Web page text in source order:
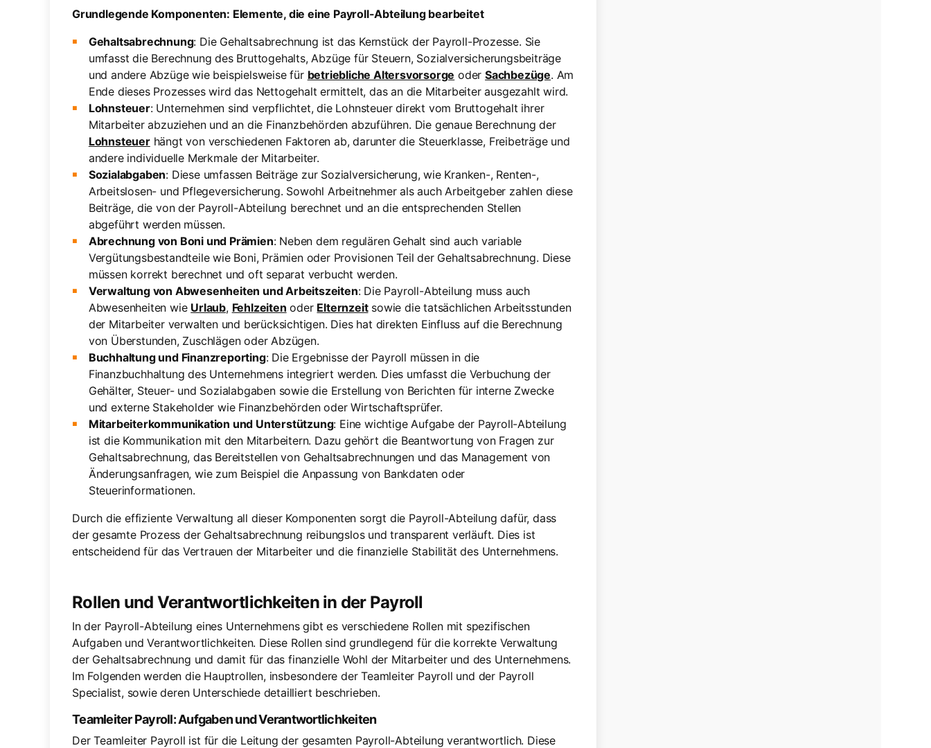
Grundlegende Komponenten: Elemente, die eine Payroll-Abteilung bearbeitet
Gehaltsabrechnung: Die Gehaltsabrechnung ist das Kernstück der Payroll-Prozesse. Sie
umfasst die Berechnung des Bruttogehalts, Abzüge für Steuern, Sozialversicherungsbeiträge
und andere Abzüge wie beispielsweise für betriebliche Altersvorsorge oderSachbezüge. Am
Ende dieses Prozesses wird das Nettogehalt ermittelt, das an die Mitarbeiter ausgezahlt wird.
Lohnsteuer: Unternehmen sind verpflichtet, die Lohnsteuer direkt vom Bruttogehalt ihrer
Mitarbeiter abzuziehen und an die Finanzbehörden abzuführen. Die genaue Berechnung der
Lohnsteuerhängt von verschiedenen Faktoren ab, darunter die Steuerklasse, Freibeträge und
andere individuelle Merkmale der Mitarbeiter.
Sozialabgaben: Diese umfassen Beiträge zur Sozialversicherung, wie Kranken-, Renten-,
Arbeitslosen- und Pflegeversicherung. Sowohl Arbeitnehmer als auch Arbeitgeber zahlen diese
Beiträge, die von der Payroll-Abteilung berechnet und an die entsprechenden Stellen
abgeführt werden müssen.
Abrechnung von Boni und Prämien: Neben dem regulären Gehalt sind auch variable
Vergütungsbestandteile wie Boni, Prämien oder Provisionen Teil der Gehaltsabrechnung. Diese
müssen korrekt berechnet und oft separat verbucht werden.
Verwaltung von Abwesenheiten und Arbeitszeiten: Die Payroll-Abteilung muss auch
Abwesenheiten wie Urlaub, Fehlzeiten oder Elternzeitsowie die tatsächlichen Arbeitsstunden
der Mitarbeiter verwalten und berücksichtigen. Dies hat direkten Einfluss auf die Berechnung
von Überstunden, Zuschlägen oder Abzügen.
Buchhaltung und Finanzreporting: Die Ergebnisse der Payroll müssen in die
Finanzbuchhaltung des Unternehmens integriert werden. Dies umfasst die Verbuchung der
Gehälter, Steuer- und Sozialabgaben sowie die Erstellung von Berichten für interne Zwecke
und externe Stakeholder wie Finanzbehörden oder Wirtschaftsprüfer.
Mitarbeiterkommunikation und Unterstützung: Eine wichtige Aufgabe der Payroll-Abteilung
ist die Kommunikation mit den Mitarbeitern. Dazu gehört die Beantwortung von Fragen zur
Gehaltsabrechnung, das Bereitstellen von Gehaltsabrechnungen und das Management von
Änderungsanfragen, wie zum Beispiel die Anpassung von Bankdaten oder
Steuerinformationen.
Durch die effiziente Verwaltung all dieser Komponenten sorgt die Payroll-Abteilung dafür, dass
der gesamte Prozess der Gehaltsabrechnung reibungslos und transparent verläuft. Dies ist
entscheidend für das Vertrauen der Mitarbeiter und die finanzielle Stabilität des Unternehmens.
Rollen und Verantwortlichkeiten in der Payroll
In der Payroll-Abteilung eines Unternehmens gibt es verschiedene Rollen mit spezifischen
Aufgaben und Verantwortlichkeiten. Diese Rollen sind grundlegend für die korrekte Verwaltung
der Gehaltsabrechnung und damit für das finanzielle Wohl der Mitarbeiter und des Unternehmens.
Im Folgenden werden die Hauptrollen, insbesondere der Teamleiter Payroll und der Payroll
Specialist, sowie deren Unterschiede detailliert beschrieben.
Teamleiter Payroll: Aufgaben und Verantwortlichkeiten
Der Teamleiter Payroll ist für die Leitung der gesamten Payroll-Abteilung verantwortlich. Diese